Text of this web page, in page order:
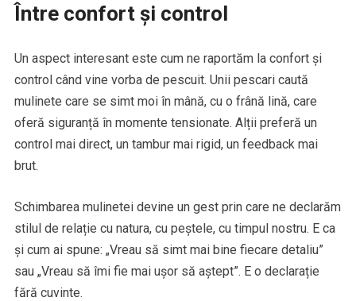
Între confort și control
Un aspect interesant este cum ne raportăm la confort și
control când vine vorba de pescuit. Unii pescari caută
mulinete care se simt moi în mână, cu o frână lină, care
oferă siguranță în momente tensionate. Alții preferă un
control mai direct, un tambur mai rigid, un feedback mai
brut.
Schimbarea mulinetei devine un gest prin care ne declarăm
stilul de relație cu natura, cu peștele, cu timpul nostru. E ca
și cum ai spune: „Vreau să simt mai bine fiecare detaliu”
sau „Vreau să îmi fie mai ușor să aștept”. E o declarație
fără cuvinte.